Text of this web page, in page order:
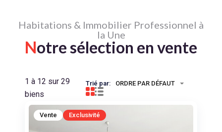
Habitations & Immobilier Professionnel à
la Une
Notre sélection en vente
1 à 12 sur 29
biens
Trié par: ORDRE PAR DÉFAUT
Vente Exclusivité